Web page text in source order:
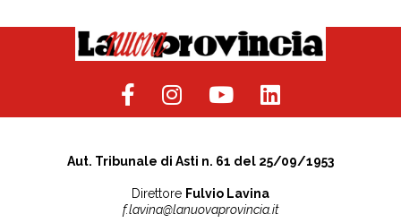
Aut. Tribunale di Asti n. 61 del 25/09/1953
Direttore Fulvio Lavina
f.lavina@lanuovaprovincia.it